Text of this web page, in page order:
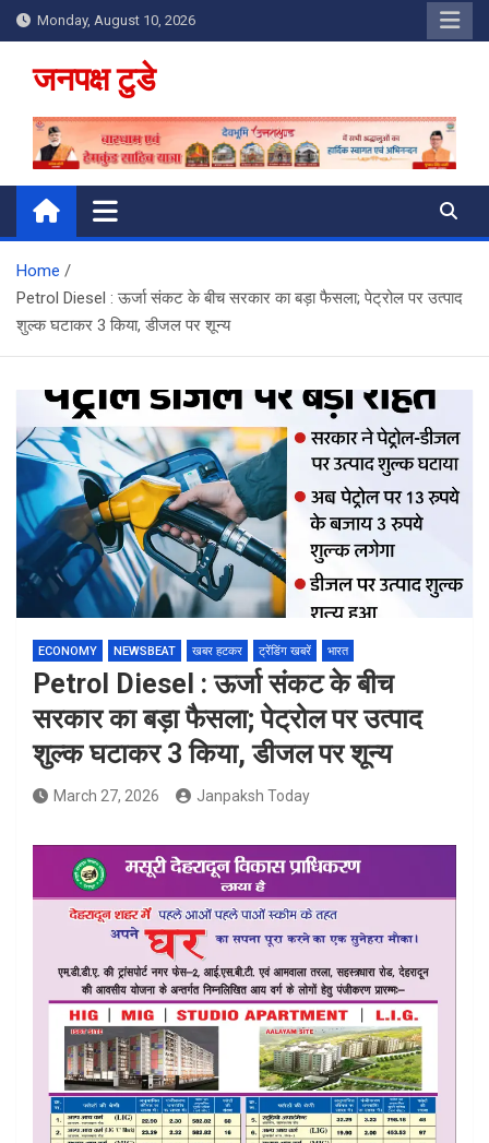
Skip
to
content
Monday, August 10, 2026
जनपक्ष टुडे
Home
Petrol Diesel : ऊर्जा संकट के बीच सरकार का बड़ा फैसला; पेट्रोल पर उत्पाद
शुल्क घटाकर 3 किया, डीजल पर शून्य
ECONOMY NEWSBEAT खबर हटकर ट्रेंडिंग खबरें भारत
Petrol Diesel : ऊर्जा संकट के बीच
सरकार का बड़ा फैसला; पेट्रोल पर उत्पाद
शुल्क घटाकर 3 किया, डीजल पर शून्य
March 27, 2026 Janpaksh Today